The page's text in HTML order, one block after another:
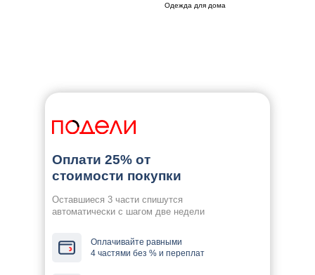
Одежда для дома
Оплати 25% от
стоимости покупки
Оставшиеся 3 части спишутся
автоматически с шагом две недели
Оплачивайте равными
4 частями без % и переплат